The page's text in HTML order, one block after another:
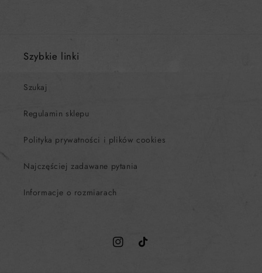
Szybkie linki
Szukaj
Regulamin sklepu
Polityka prywatności i plików cookies
Najczęściej zadawane pytania
Informacje o rozmiarach
InstagramTikTok